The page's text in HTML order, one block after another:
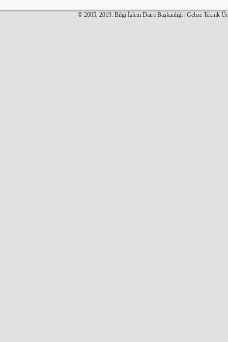
© 2005, 2019. Bilgi İşlem Daire Başkanlığı | Gebze Teknik